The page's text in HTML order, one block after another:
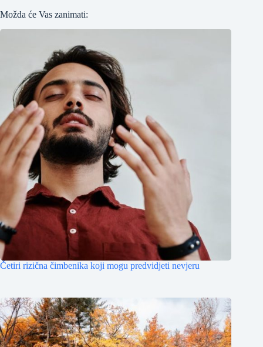
Možda će Vas zanimati:
Četiri rizična čimbenika koji mogu predvidjeti nevjeru